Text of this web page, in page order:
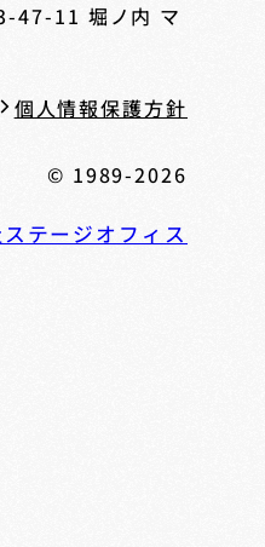
47-11 堀ノ内 マ
個人情報保護方針
© 1989-2026
テージオフィス